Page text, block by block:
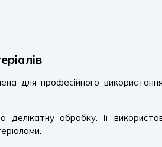
для професійного
делікатну обробку. Її